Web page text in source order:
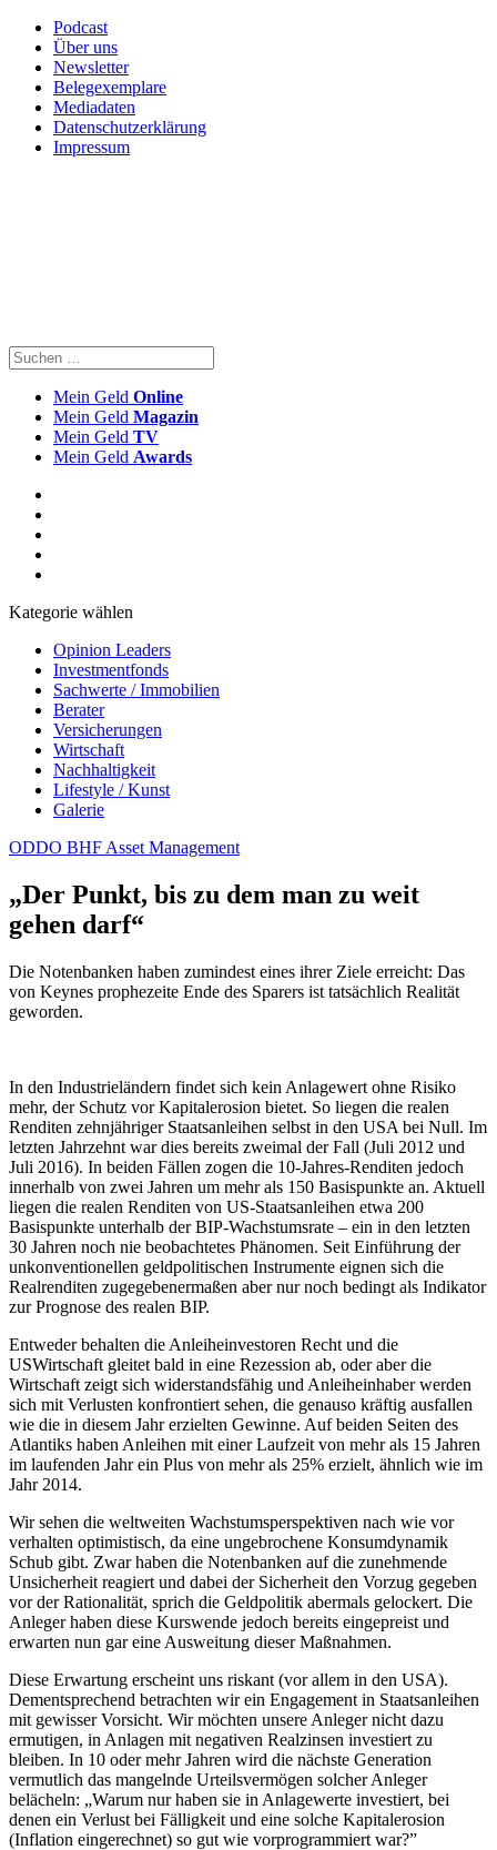
Podcast
Über uns
Newsletter
Belegexemplare
Mediadaten
Datenschutzerklärung
Impressum
Mein Geld Online
Mein Geld Magazin
Mein Geld TV
Mein Geld Awards
Kategorie wählen
Opinion Leaders
Investmentfonds
Sachwerte / Immobilien
Berater
Versicherungen
Wirtschaft
Nachhaltigkeit
Lifestyle / Kunst
Galerie
ODDO BHF Asset Management
„Der Punkt, bis zu dem man zu weit
gehen darf“
Die Notenbanken haben zumindest eines ihrer Ziele erreicht: Das
von Keynes prophezeite Ende des Sparers ist tatsächlich Realität
geworden.
In den Industrieländern findet sich kein Anlagewert ohne Risiko
mehr, der Schutz vor Kapitalerosion bietet. So liegen die realen
Renditen zehnjähriger Staatsanleihen selbst in den USA bei Null. Im
letzten Jahrzehnt war dies bereits zweimal der Fall (Juli 2012 und
Juli 2016). In beiden Fällen zogen die 10-Jahres-Renditen jedoch
innerhalb von zwei Jahren um mehr als 150 Basispunkte an. Aktuell
liegen die realen Renditen von US-Staatsanleihen etwa 200
Basispunkte unterhalb der BIP-Wachstumsrate – ein in den letzten
30 Jahren noch nie beobachtetes Phänomen. Seit Einführung der
unkonventionellen geldpolitischen Instrumente eignen sich die
Realrenditen zugegebenermaßen aber nur noch bedingt als Indikator
zur Prognose des realen BIP.
Entweder behalten die Anleiheinvestoren Recht und die
USWirtschaft gleitet bald in eine Rezession ab, oder aber die
Wirtschaft zeigt sich widerstandsfähig und Anleiheinhaber werden
sich mit Verlusten konfrontiert sehen, die genauso kräftig ausfallen
wie die in diesem Jahr erzielten Gewinne. Auf beiden Seiten des
Atlantiks haben Anleihen mit einer Laufzeit von mehr als 15 Jahren
im laufenden Jahr ein Plus von mehr als 25% erzielt, ähnlich wie im
Jahr 2014.
Wir sehen die weltweiten Wachstumsperspektiven nach wie vor
verhalten optimistisch, da eine ungebrochene Konsumdynamik
Schub gibt. Zwar haben die Notenbanken auf die zunehmende
Unsicherheit reagiert und dabei der Sicherheit den Vorzug gegeben
vor der Rationalität, sprich die Geldpolitik abermals gelockert. Die
Anleger haben diese Kurswende jedoch bereits eingepreist und
erwarten nun gar eine Ausweitung dieser Maßnahmen.
Diese Erwartung erscheint uns riskant (vor allem in den USA).
Dementsprechend betrachten wir ein Engagement in Staatsanleihen
mit gewisser Vorsicht. Wir möchten unsere Anleger nicht dazu
ermutigen, in Anlagen mit negativen Realzinsen investiert zu
bleiben. In 10 oder mehr Jahren wird die nächste Generation
vermutlich das mangelnde Urteilsvermögen solcher Anleger
belächeln: „Warum nur haben sie in Anlagewerte investiert, bei
denen ein Verlust bei Fälligkeit und eine solche Kapitalerosion
(Inflation eingerechnet) so gut wie vorprogrammiert war?”